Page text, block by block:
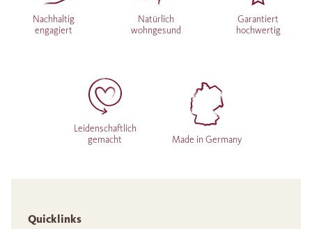
Nachhaltig
engagiert
Natürlich
wohngesund
Garantiert
hochwertig
Leidenschaftlich
gemacht
Made in Germany
Quicklinks